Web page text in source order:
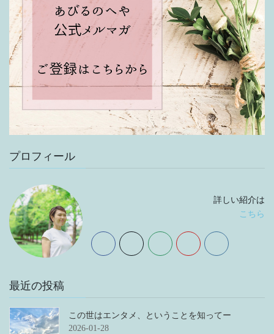
プロフィール
詳しい紹介は
こちら
最近の投稿
この世はエンタメ、ということを知ってー
2026-01-28